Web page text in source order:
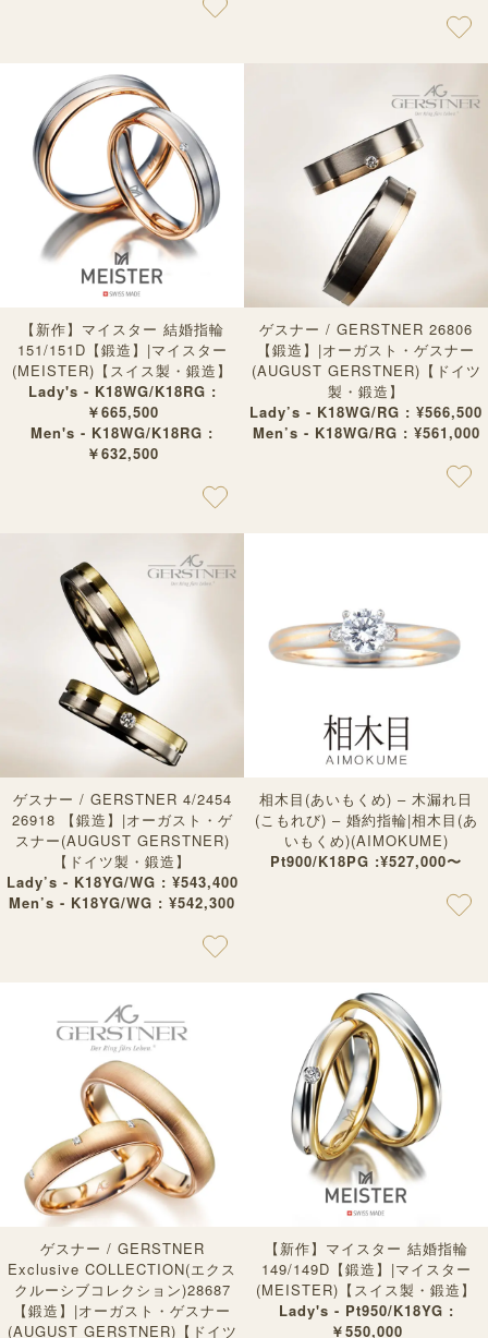
【新作】マイスター 結婚指輪
151/151D【鍛造】|マイスター
(MEISTER)【スイス製・鍛造】
Lady's - K18WG/K18RG :
￥665,500
Men's - K18WG/K18RG :
￥632,500
ゲスナー / GERSTNER 26806
【鍛造】|オーガスト・ゲスナー
(AUGUST GERSTNER)【ドイツ
製・鍛造】
Lady’s - K18WG/RG : ¥566,500
Men’s - K18WG/RG : ¥561,000
ゲスナー / GERSTNER 4/2454
26918 【鍛造】|オーガスト・ゲ
スナー(AUGUST GERSTNER)
【ドイツ製・鍛造】
Lady’s - K18YG/WG : ¥543,400
Men’s - K18YG/WG : ¥542,300
相木目(あいもくめ) – 木漏れ日
(こもれび) – 婚約指輪|相木目(あ
いもくめ)(AIMOKUME)
Pt900/K18PG :¥527,000〜
ゲスナー / GERSTNER
Exclusive COLLECTION(エクス
クルーシブコレクション)28687
【鍛造】|オーガスト・ゲスナー
(AUGUST GERSTNER)【ドイツ
【新作】マイスター 結婚指輪
149/149D【鍛造】|マイスター
(MEISTER)【スイス製・鍛造】
Lady's - Pt950/K18YG :
￥550,000